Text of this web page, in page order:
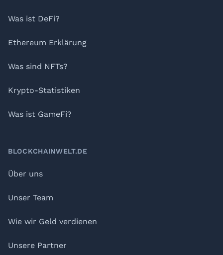
Was ist DeFi?
Ethereum Erklärung
Was sind NFTs?
Krypto-Statistiken
Was ist GameFi?
BLOCKCHAINWELT.DE
Über uns
Unser Team
Wie wir Geld verdienen
Unsere Partner